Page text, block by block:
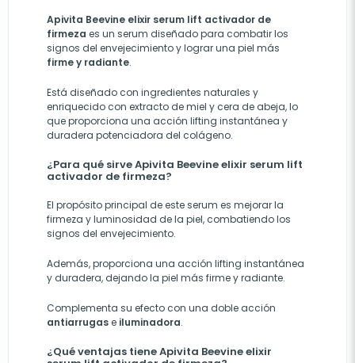
Apivita Beevine elixir serum lift activador de
firmeza es un serum diseñado para combatir los
signos del envejecimiento y lograr una piel más
firme y radiante.
Está diseñado con ingredientes naturales y
enriquecido con extracto de miel y cera de abeja, lo
que proporciona una acción lifting instantánea y
duradera potenciadora del colágeno.
¿Para qué sirve Apivita Beevine elixir serum lift
activador de firmeza?
El propósito principal de este serum es mejorar la
firmeza y luminosidad de la piel, combatiendo los
signos del envejecimiento.
Además, proporciona una acción lifting instantánea
y duradera, dejando la piel más firme y radiante.
Complementa su efecto con una doble acción
antiarrugase iluminadora.
¿Qué ventajas tiene Apivita Beevine elixir